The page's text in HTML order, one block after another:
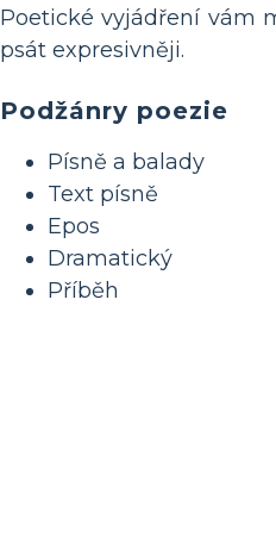
Poetické vyjádření vám
psát expresivněji.
Podžánry poezie
Písně a balady
Text písně
Epos
Dramatický
Příběh